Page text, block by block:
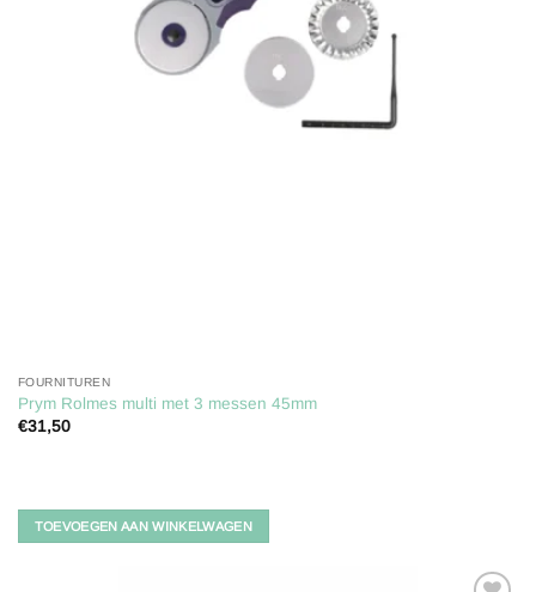
FOURNITUREN
Prym Rolmes multi met 3 messen 45mm
€31,50
TOEVOEGEN AAN WINKELWAGEN